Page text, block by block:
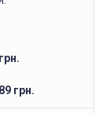
89 грн.